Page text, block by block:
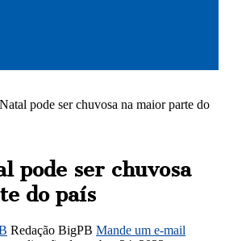
pode ser chuvosa na maior parte do
pode ser chuvosa
do país
Redação BigPB Mande um e-mail